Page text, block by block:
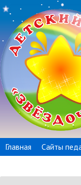
Главная Сайты